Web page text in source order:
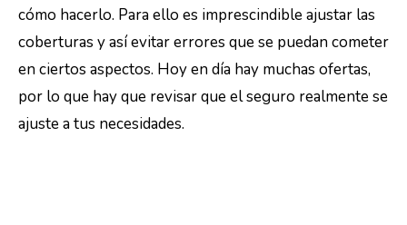
cómo hacerlo. Para ello es imprescindible ajustar las
coberturas y así evitar errores que se puedan cometer
en ciertos aspectos. Hoy en día hay muchas ofertas,
por lo que hay que revisar que el seguro realmente se
ajuste a tus necesidades.